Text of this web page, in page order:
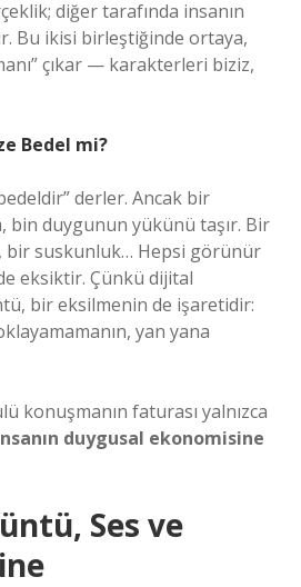
diğer tarafında insanın
Bu ikisi birleştiğinde ortaya,
çıkar — karakterleri biziz,
Bedel mi?
derler. Ancak bir
duygunun yükünü taşır. Bir
bir suskunluk… Hepsi görünür
eksiktir. Çünkü dijital
bir eksilmenin de işaretidir:
yan yana
konuşmanın faturası yalnızca
duygusal ekonomisine
Ses ve